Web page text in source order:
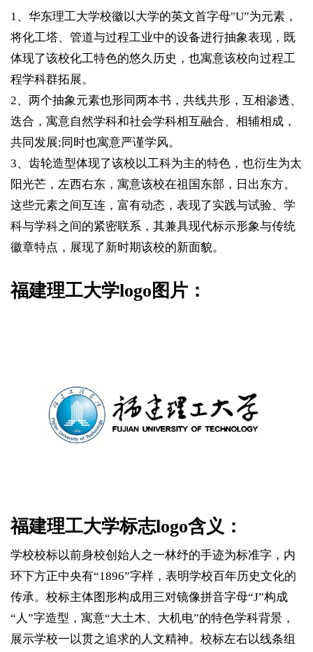
1、华东理工大学校徽以大学的英文首字母"U”为元素，
将化工塔、管道与过程工业中的设备进行抽象表现，既
体现了该校化工特色的悠久历史，也寓意该校向过程工
程学科群拓展。
2、两个抽象元素也形同两本书，共线共形，互相渗透、
迭合，寓意自然学科和社会学科相互融合、相辅相成，
共同发展;同时也寓意严谨学风。
3、齿轮造型体现了该校以工科为主的特色，也衍生为太
阳光芒，左西右东，寓意该校在祖国东部，日出东方。
这些元素之间互连，富有动态，表现了实践与试验、学
科与学科之间的紧密联系，其兼具现代标示形象与传统
徽章特点，展现了新时期该校的新面貌。
福建理工大学logo图片：
福建理工大学标志logo含义：
学校校标以前身校创始人之一林纾的手迹为标准字，内
环下方正中央有“1896”字样，表明学校百年历史文化的
传承。校标主体图形构成用三对镜像拼音字母“J”构成
“人”字造型，寓意“大土木、大机电”的特色学科背景，
展示学校一以贯之追求的人文精神。校标左右以线条组